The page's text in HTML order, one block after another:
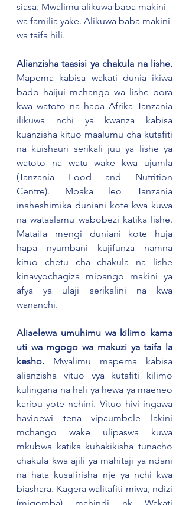
siasa. Mwalimu alikuwa baba makini
wa familia yake. Alikuwa baba makini
wa taifa hili.
Alianzisha taasisi ya chakula na lishe.
Mapema kabisa wakati dunia ikiwa
bado haijui mchango wa lishe bora
kwa watoto na hapa Afrika Tanzania
ilikuwa nchi ya kwanza kabisa
kuanzisha kituo maalumu cha kutafiti
na kuishauri serikali juu ya lishe ya
watoto na watu wake kwa ujumla
(Tanzania Food and Nutrition
Centre). Mpaka leo Tanzania
inaheshimika duniani kote kwa kuwa
na wataalamu wabobezi katika lishe.
Mataifa mengi duniani kote huja
hapa nyumbani kujifunza namna
kituo chetu cha chakula na lishe
kinavyochagiza mipango makini ya
afya ya ulaji serikalini na kwa
wananchi.
Aliaelewa umuhimu wa kilimo kama
uti wa mgogo wa makuzi ya taifa la
kesho. Mwalimu mapema kabisa
alianzisha vituo vya kutafiti kilimo
kulingana na hali ya hewa ya maeneo
karibu yote nchini. Vituo hivi ingawa
havipewi tena vipaumbele lakini
mchango wake ulipaswa kuwa
mkubwa katika kuhakikisha tunacho
chakula kwa ajili ya mahitaji ya ndani
na hata kusafirisha nje ya nchi kwa
biashara. Kagera walitafiti miwa, ndizi